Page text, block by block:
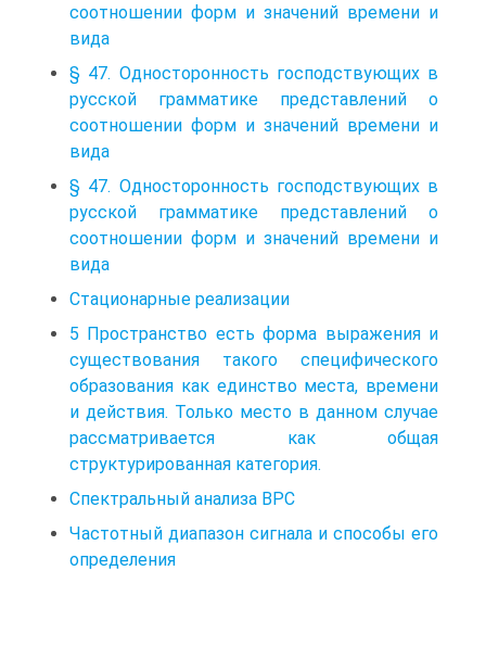
соотношении форм и значений времени и
вида
§ 47. Односторонность господствующих в
русской грамматике представлений о
соотношении форм и значений времени и
вида
§ 47. Односторонность господствующих в
русской грамматике представлений о
соотношении форм и значений времени и
вида
Стационарные реализации
5 Пространство есть форма выражения и
существования такого специфического
образования как единство места, времени
и действия. Только место в данном случае
рассматривается как общая
структурированная категория.
Спектральный анализа ВРС
Частотный диапазон сигнала и способы его
определения